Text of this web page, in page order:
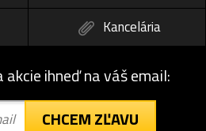
Kancelária
ihneď na váš email:
CHCEM ZĽAVU